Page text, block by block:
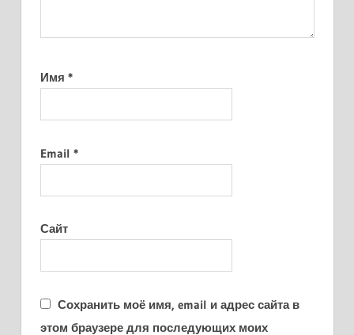
Имя *
Email *
Сайт
Сохранить моё имя, email и адрес сайта в
этом браузере для последующих моих